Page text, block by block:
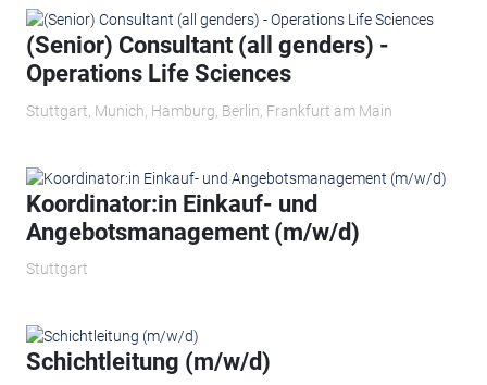
(Senior) Consultant (all genders) -
Operations Life Sciences
Stuttgart, Munich, Hamburg, Berlin, Frankfurt am Main
Koordinator:in Einkauf- und
Angebotsmanagement (m/w/d)
Stuttgart
Schichtleitung (m/w/d)